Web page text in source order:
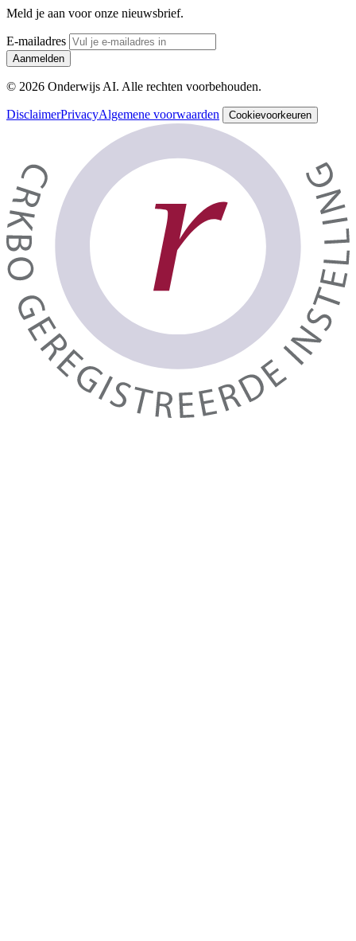
Meld je aan voor onze nieuwsbrief.
E-mailadres
Aanmelden
© 2026 Onderwijs AI. Alle rechten voorbehouden.
DisclaimerPrivacyAlgemene voorwaarden Cookievoorkeuren